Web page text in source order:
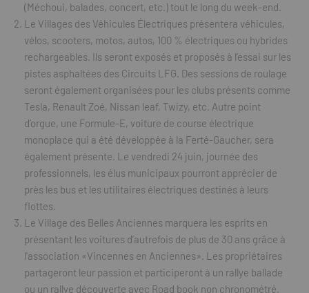
(Méchoui, balades, concert, etc.) tout le long du week-end.
Le Villages des Véhicules Électriques présentera véhicules,
vélos, scooters, motos, autos, 100 % électriques ou hybrides
rechargeables. Ils seront exposés et proposés à l’essai sur les
pistes asphaltées des Circuits LFG. Des sessions de roulage
seront également organisées pour les clubs présents comme
Tesla, Renault Zoé, Nissan leaf, Twizy, etc. Autre point
d’orgue, une Formule-E, voiture de course électrique
monoplace qui a été développée à la Ferté-Gaucher, sera
également présente. Le vendredi 24 juin, journée des
professionnels, les élus municipaux pourront apprécier de
près les bus et les utilitaires électriques destinés à leurs
flottes.
Le Village des Belles Anciennes marquera les esprits en
présentant les voitures d’autrefois de plus de 30 ans grâce à
l’association «Vincennes en Anciennes». Les propriétaires
partageront leur passion et participeront à un rallye ballade
ou un rallye découverte avec Road book non chronométré.